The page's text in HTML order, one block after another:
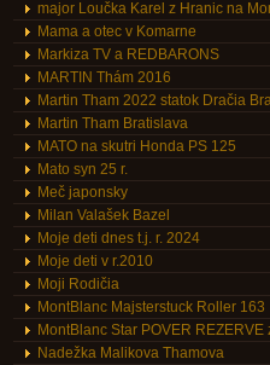
major Loučka Karel z Hranic na
Mama a otec v Komarne
Markiza TV a REDBARONS
MARTIN Thám 2016
Martin Tham 2022 statok Dračia
Martin Tham Bratislava
MATO na skutri Honda PS 125
Mato syn 25 r.
Meč japonsky
Milan Valašek Bazel
Moje deti dnes t.j. r. 2024
Moje deti v r.2010
Moji Rodičia
MontBlanc Majsterstuck Roller 163
MontBlanc Star POVER REZERVE
Nadežka Malikova Thamova